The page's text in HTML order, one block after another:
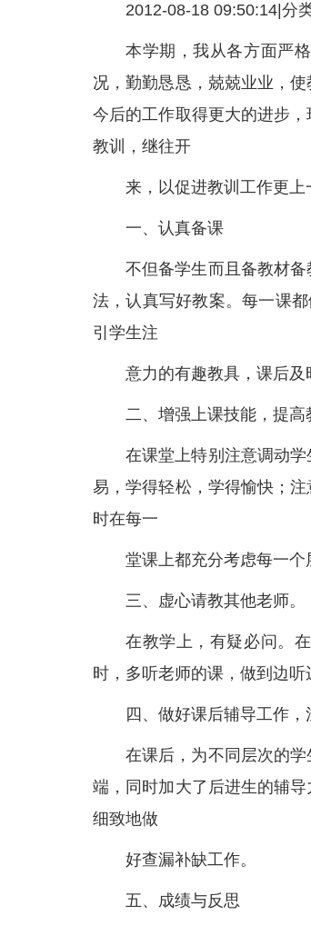
2012-08-18 09:50:14|分
本学期，我从各方面严
况，勤勤恳恳，兢兢业业，
今后的工作取得更大的进步
教训，继往开
来，以促进教训工作更上
一、认真备课
不但备学生而且备教材
法，认真写好教案。每一课
引学生注
意力的有趣教具，课后及
二、增强上课技能，提高
在课堂上特别注意调动
易，学得轻松，学得愉快；
时在每一
堂课上都充分考虑每一个
三、虚心请教其他老师。
在教学上，有疑必问。
时，多听老师的课，做到边听
四、做好课后辅导工作，
在课后，为不同层次的
端，同时加大了后进生的辅
细致地做
好查漏补缺工作。
五、成绩与反思